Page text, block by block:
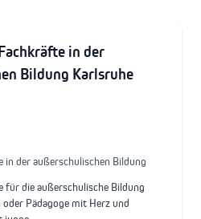
in der
Bildung Karlsruhe
in der außerschulischen Bildung
für die außerschulische Bildung
Pädagoge mit Herz und